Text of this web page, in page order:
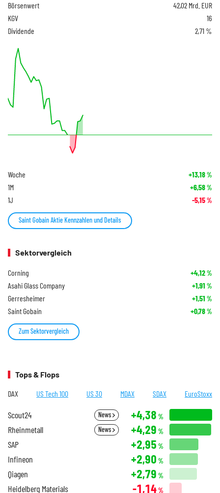
Börsenwert
42,02 Mrd. EUR
KGV
16
Dividende
2,71 %
Woche +13,18%
1M +6,58%
1J -5,15%
Saint Gobain Aktie Kennzahlen und Details
Sektorvergleich
Corning +4,12%
Asahi Glass Company +1,91 %
Gerresheimer +1,51 %
Saint Gobain +0,78%
Zum Sektorvergleich
Tops & Flops
DAX US Tech 100 US 30 MDAX SDAX EuroStoxx
Scout24 News +4,38 %
Rheinmetall News +4,29 %
SAP +2,95 %
Infineon +2,90 %
Qiagen +2,79 %
Heidelberg Materials -1,14%